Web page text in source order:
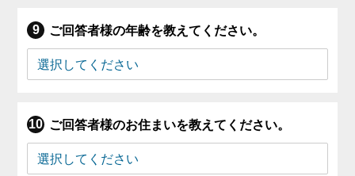
ご回答者様の年齢を教えてください。
ご回答者様のお住まいを教えてください。